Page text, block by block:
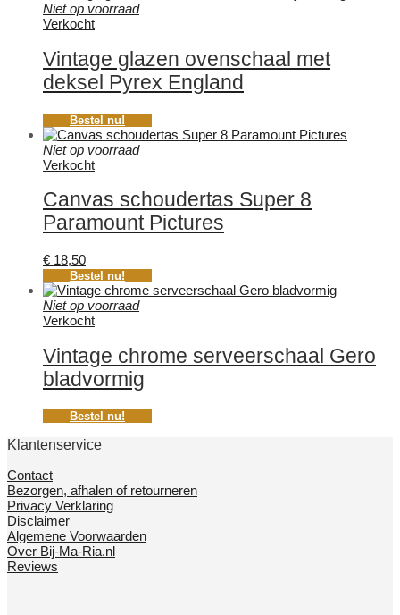
Niet op voorraad
Verkocht
Vintage glazen ovenschaal met
deksel Pyrex England
Bestel nu!
Niet op voorraad
Verkocht
Canvas schoudertas Super 8
Paramount Pictures
€ 18,50
Bestel nu!
Niet op voorraad
Verkocht
Vintage chrome serveerschaal Gero
bladvormig
Bestel nu!
Klantenservice
Contact
Bezorgen, afhalen of retourneren
Privacy Verklaring
Disclaimer
Algemene Voorwaarden
Over Bij-Ma-Ria.nl
Reviews